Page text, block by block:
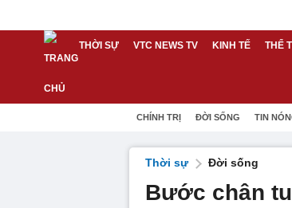
THỜI SỰ VTC NEWS TV KINH TẾ THỂ
CHÍNH TRỊ ĐỜI SỐNG TIN
Thời sự Đời sống
Bước chân